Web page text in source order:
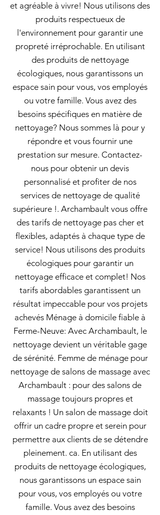
et agréable à vivre! Nous utilisons des
produits respectueux de
l'environnement pour garantir une
propreté irréprochable. En utilisant
des produits de nettoyage
écologiques, nous garantissons un
espace sain pour vous, vos employés
ou votre famille. Vous avez des
besoins spécifiques en matière de
nettoyage? Nous sommes là pour y
répondre et vous fournir une
prestation sur mesure. Contactez-
nous pour obtenir un devis
personnalisé et profiter de nos
services de nettoyage de qualité
supérieure !. Archambault vous offre
des tarifs de nettoyage pas cher et
flexibles, adaptés à chaque type de
service! Nous utilisons des produits
écologiques pour garantir un
nettoyage efficace et complet! Nos
tarifs abordables garantissent un
résultat impeccable pour vos projets
achevés Ménage à domicile fiable à
Ferme-Neuve: Avec Archambault, le
nettoyage devient un véritable gage
de sérénité. Femme de ménage pour
nettoyage de salons de massage avec
Archambault : pour des salons de
massage toujours propres et
relaxants ! Un salon de massage doit
offrir un cadre propre et serein pour
permettre aux clients de se détendre
pleinement. ca. En utilisant des
produits de nettoyage écologiques,
nous garantissons un espace sain
pour vous, vos employés ou votre
famille. Vous avez des besoins